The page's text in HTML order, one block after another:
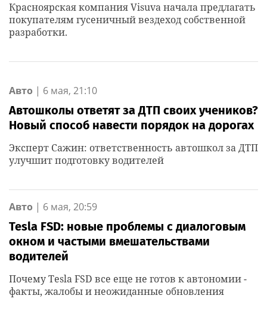
Красноярская компания Visuva начала предлагать
покупателям гусеничный вездеход собственной
разработки.
Авто | 6 мая, 21:10
Автошколы ответят за ДТП своих учеников?
Новый способ навести порядок на дорогах
Эксперт Сажин: ответственность автошкол за ДТП
улучшит подготовку водителей
Авто | 6 мая, 20:59
Tesla FSD: новые проблемы с диалоговым
окном и частыми вмешательствами
водителей
Почему Tesla FSD все еще не готов к автономии -
факты, жалобы и неожиданные обновления